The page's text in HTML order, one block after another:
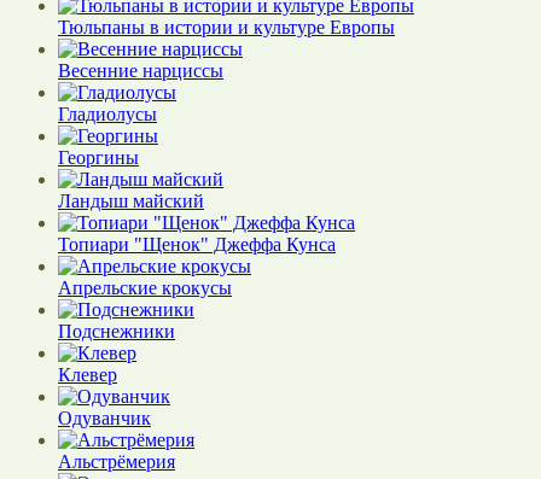
Тюльпаны в истории и культуре Европы
Весенние нарциссы
Гладиолусы
Георгины
Ландыш майский
Топиари "Щенок" Джеффа Кунса
Апрельские крокусы
Подснежники
Клевер
Одуванчик
Альстрёмерия